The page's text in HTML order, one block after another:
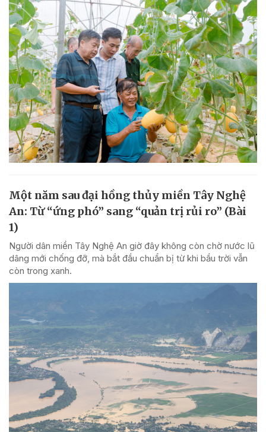
Một năm sau đại hồng thủy miền Tây Nghệ
An: Từ “ứng phó” sang “quản trị rủi ro” (Bài
1)
Người dân miền Tây Nghệ An giờ đây không còn chờ nước lũ
dâng mới chống đỡ, mà bắt đầu chuẩn bị từ khi bầu trời vẫn
còn trong xanh.